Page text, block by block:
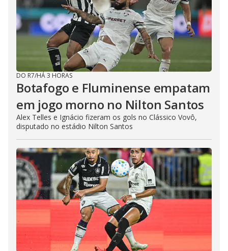
DO R7/HÁ 3 HORAS
Botafogo e Fluminense empatam
em jogo morno no Nilton Santos
Alex Telles e Ignácio fizeram os gols no Clássico Vovô,
disputado no estádio Nilton Santos